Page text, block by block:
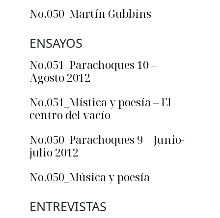
No.050_Martín Gubbins
ENSAYOS
No.051_Parachoques 10 –
Agosto 2012
No.051_Mística y poesía – El
centro del vacío
No.050_Parachoques 9 – Junio-
julio 2012
No.050_Música y poesía
ENTREVISTAS